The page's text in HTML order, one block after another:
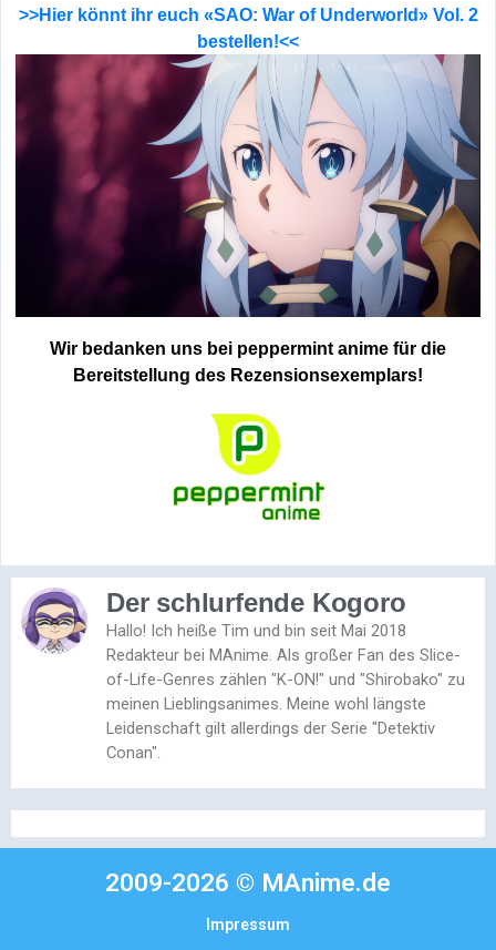
>>Hier könnt ihr euch «SAO: War of Underworld» Vol. 2
bestellen!<<
Wir bedanken uns bei peppermint anime für die
Bereitstellung des Rezensionsexemplars!
Der schlurfende Kogoro
Hallo! Ich heiße Tim und bin seit Mai 2018
Redakteur bei MAnime. Als großer Fan des Slice-
of-Life-Genres zählen "K-ON!" und "Shirobako" zu
meinen Lieblingsanimes. Meine wohl längste
Leidenschaft gilt allerdings der Serie "Detektiv
Conan".
2009-2026 © MAnime.de
Impressum